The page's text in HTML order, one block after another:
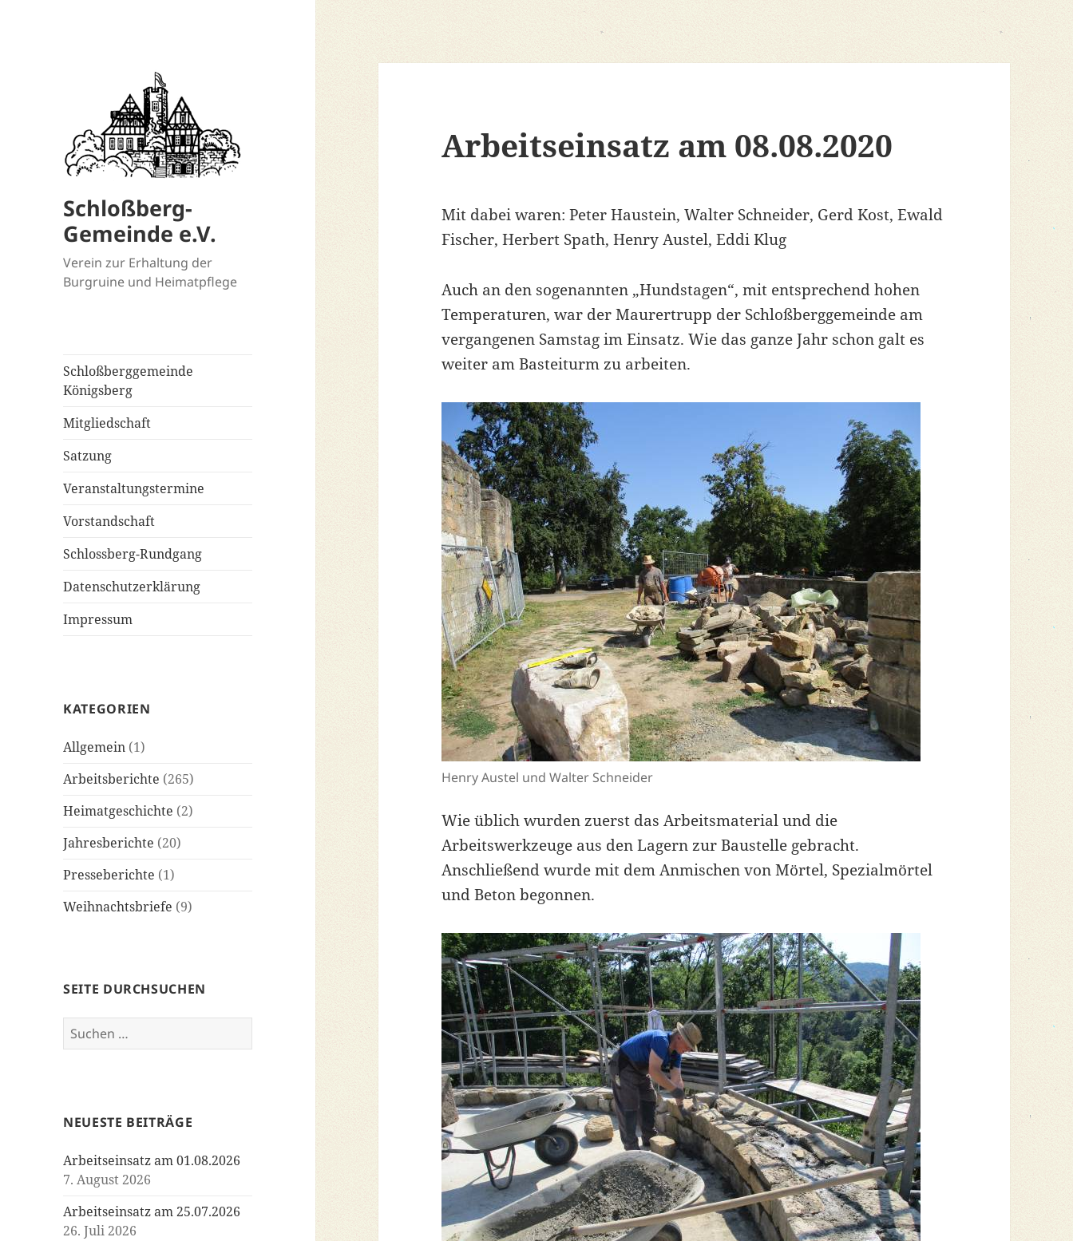
Schloßberg-
Gemeinde e.V.
Verein zur Erhaltung der
Burgruine und Heimatpflege
Schloßberggemeinde
Königsberg
Mitgliedschaft
Satzung
Veranstaltungstermine
Vorstandschaft
Schlossberg-Rundgang
Datenschutzerklärung
Impressum
KATEGORIEN
Allgemein (1)
Arbeitsberichte (265)
Heimatgeschichte (2)
Jahresberichte (20)
Presseberichte (1)
Weihnachtsbriefe (9)
SEITE DURCHSUCHEN
Suchen
nach:
NEUESTE BEITRÄGE
Arbeitseinsatz am 01.08.2026
7. August 2026
Arbeitseinsatz am 25.07.2026
26. Juli 2026
Arbeitseinsatz am 08.08.2020
Mit dabei waren: Peter Haustein, Walter Schneider, Gerd Kost, Ewald
Fischer, Herbert Spath, Henry Austel, Eddi Klug
Auch an den sogenannten „Hundstagen“, mit entsprechend hohen
Temperaturen, war der Maurertrupp der Schloßberggemeinde am
vergangenen Samstag im Einsatz. Wie das ganze Jahr schon galt es
weiter am Basteiturm zu arbeiten.
Henry Austel und Walter Schneider
Wie üblich wurden zuerst das Arbeitsmaterial und die
Arbeitswerkzeuge aus den Lagern zur Baustelle gebracht.
Anschließend wurde mit dem Anmischen von Mörtel, Spezialmörtel
und Beton begonnen.